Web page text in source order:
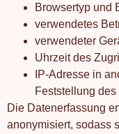
Browsertyp und
verwendetes
verwendeter
Uhrzeit des
IP-Adresse in
Feststellung
Die Datenerfassung
anonymisiert, sodass